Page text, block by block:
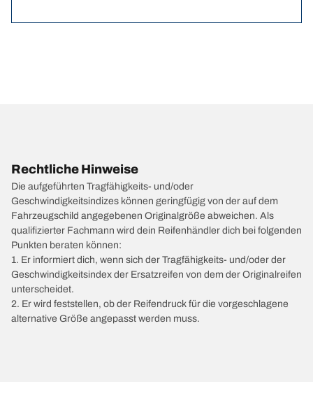
Rechtliche Hinweise
Die aufgeführten Tragfähigkeits- und/oder
Geschwindigkeitsindizes können geringfügig von der auf dem
Fahrzeugschild angegebenen Originalgröße abweichen. Als
qualifizierter Fachmann wird dein Reifenhändler dich bei folgenden
Punkten beraten können:
1. Er informiert dich, wenn sich der Tragfähigkeits- und/oder der
Geschwindigkeitsindex der Ersatzreifen von dem der Originalreifen
unterscheidet.
2. Er wird feststellen, ob der Reifendruck für die vorgeschlagene
alternative Größe angepasst werden muss.